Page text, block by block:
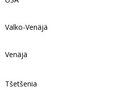
Valko-Venäjä
Venäjä
Tšetšenia